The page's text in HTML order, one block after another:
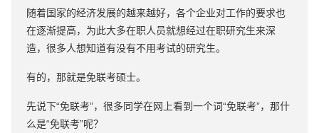
随着国家的经济发展的越来越好，各个企业对工作的要求也
在逐渐提高，为此大多在职人员就想经过在职研究生来深
造，很多人想知道有没有不用考试的研究生。
有的，那就是免联考硕士。
先说下“免联考”，很多同学在网上看到一个词“免联考”，那什
么是“免联考”呢？